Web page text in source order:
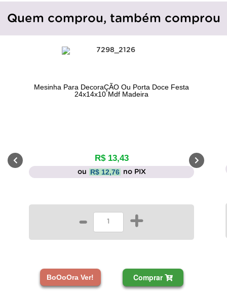
Quem comprou, também comprou
Mesinha Para DecoraÇÃO Ou Porta Doce Festa
24x14x10 Mdf Madeira
R$ 13,43
ou R$ 12,76 no PIX
- +
BoOoOra Ver! Comprar